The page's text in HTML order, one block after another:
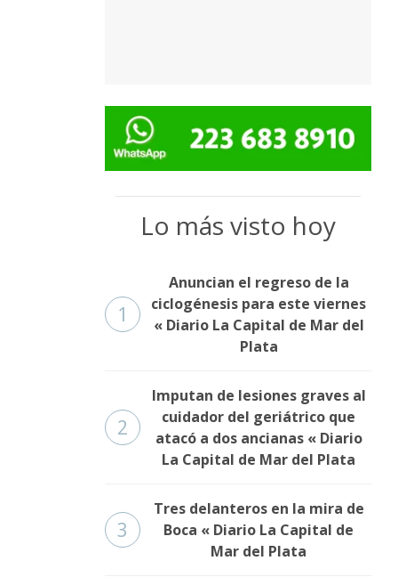
Lo más visto hoy
1
Anuncian el regreso de la
ciclogénesis para este viernes
« Diario La Capital de Mar del
Plata
2
Imputan de lesiones graves al
cuidador del geriátrico que
atacó a dos ancianas « Diario
La Capital de Mar del Plata
3
Tres delanteros en la mira de
Boca « Diario La Capital de
Mar del Plata